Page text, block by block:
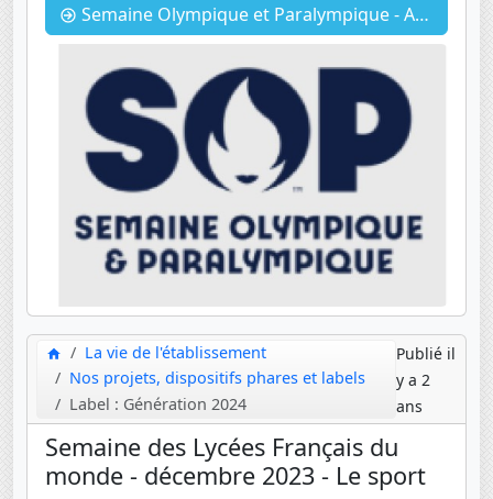
Semaine Olympique et Paralympique - Avril 2024
La vie de l'établissement
Nos projets, dispositifs phares et labels
Label : Génération 2024
Publié il
y a 2
ans
Semaine des Lycées Français du
monde - décembre 2023 - Le sport